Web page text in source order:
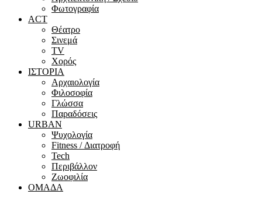
Φωτογραφία
ACT
Θέατρο
Σινεμά
ΤV
Χορός
ΙΣΤΟΡΙΑ
Αρχαιολογία
Φιλοσοφία
Γλώσσα
Παραδόσεις
URBAN
Ψυχολογία
Fitness / Διατροφή
Tech
Περιβάλλον
Ζωοφιλία
ΟΜΑΔΑ